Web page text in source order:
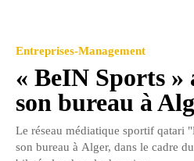
Entreprises-Management
« BeIN Sports
son bureau à
Le réseau médiatique sportif qatari
son bureau à Alger, dans le cadre